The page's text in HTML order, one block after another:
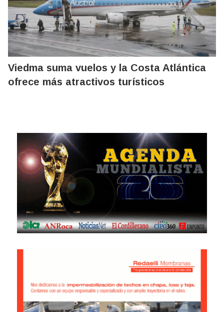
Viedma suma vuelos y la Costa Atlántica
ofrece más atractivos turísticos